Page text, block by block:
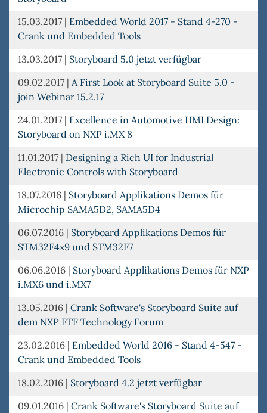
15.03.2017 | Embedded World 2017 - Stand 4-270 -
Crank und Embedded Tools
13.03.2017 | Storyboard 5.0 jetzt verfügbar
09.02.2017 | A First Look at Storyboard Suite 5.0 -
join Webinar 15.2.17
24.01.2017 | Excellence in Automotive HMI Design:
Storyboard on NXP i.MX 8
11.01.2017 | Designing a Rich UI for Industrial
Electronic Controls with Storyboard
18.07.2016 | Storyboard Applikations Demos für
Microchip SAMA5D2, SAMA5D4
06.07.2016 | Storyboard Applikations Demos für
STM32F4x9 und STM32F7
06.06.2016 | Storyboard Applikations Demos für NXP
i.MX6 und i.MX7
13.05.2016 | Crank Software's Storyboard Suite auf
dem NXP FTF Technology Forum
23.02.2016 | Embedded World 2016 - Stand 4-547 -
Crank und Embedded Tools
18.02.2016 | Storyboard 4.2 jetzt verfügbar
09.01.2016 | Crank Software's Storyboard Suite auf